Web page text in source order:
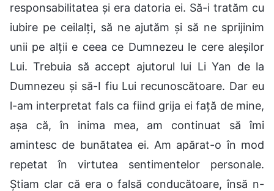
responsabilitatea și era datoria ei. Să-i tratăm cu
iubire pe ceilalți, să ne ajutăm și să ne sprijinim
unii pe alții e ceea ce Dumnezeu le cere aleșilor
Lui. Trebuia să accept ajutorul lui Li Yan de la
Dumnezeu și să-I fiu Lui recunoscătoare. Dar eu
l-am interpretat fals ca fiind grija ei față de mine,
așa că, în inima mea, am continuat să îmi
amintesc de bunătatea ei. Am apărat-o în mod
repetat în virtutea sentimentelor personale.
Știam clar că era o falsă conducătoare, însă n-